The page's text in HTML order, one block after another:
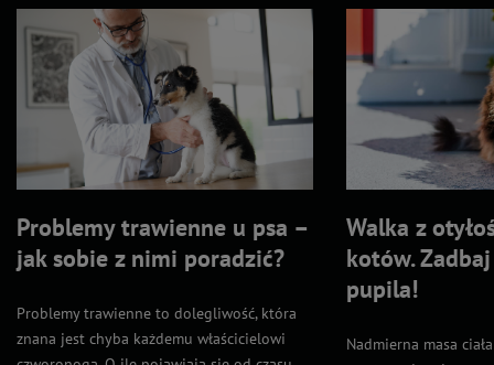
Problemy trawienne u psa –
jak sobie z nimi poradzić?
Problemy trawienne to dolegliwość, która
znana jest chyba każdemu właścicielowi
Walka z
kotów.
pupila!
Nadmierna masa